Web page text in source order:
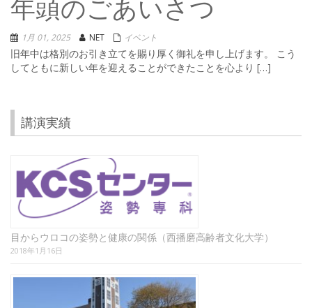
年頭のごあいさつ
1月 01, 2025 NET イベント
旧年中は格別のお引き立てを賜り厚く御礼を申し上げます。 こう
してともに新しい年を迎えることができたことを心より […]
講演実績
目からウロコの姿勢と健康の関係（西播磨高齢者文化大学）
2018年1月16日